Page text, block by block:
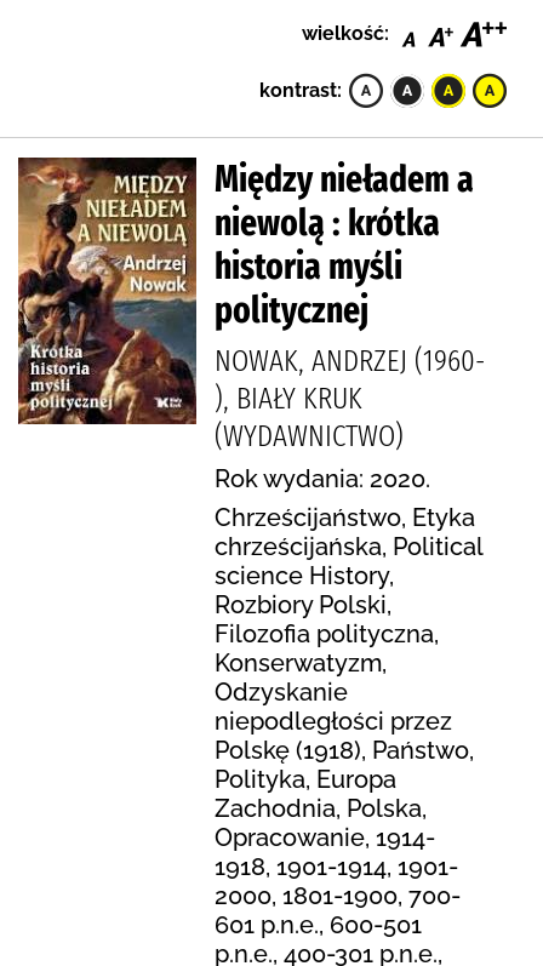
wielkość:
kontrast:
Między nieładem a
niewolą : krótka
historia myśli
politycznej
NOWAK, ANDRZEJ (1960-
), BIAŁY KRUK
(WYDAWNICTWO)
Rok wydania: 2020.
Chrześcijaństwo, Etyka
chrześcijańska, Political
science History,
Rozbiory Polski,
Filozofia polityczna,
Konserwatyzm,
Odzyskanie
niepodległości przez
Polskę (1918), Państwo,
Polityka, Europa
Zachodnia, Polska,
Opracowanie, 1914-
1918, 1901-1914, 1901-
2000, 1801-1900, 700-
601 p.n.e., 600-501
p.n.e., 400-301 p.n.e.,